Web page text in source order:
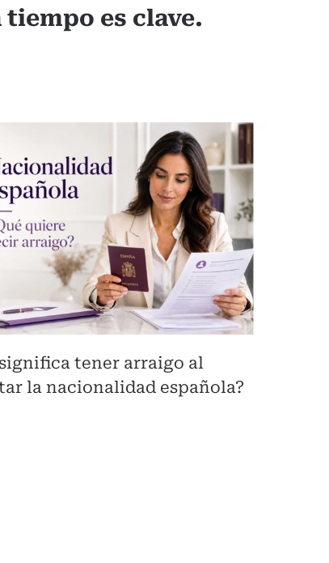
es clave.
significa tener arraigo al
la nacionalidad española?